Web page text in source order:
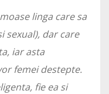
linga care sa
sexual), dar care
iar asta
femei destepte.
fie ea si